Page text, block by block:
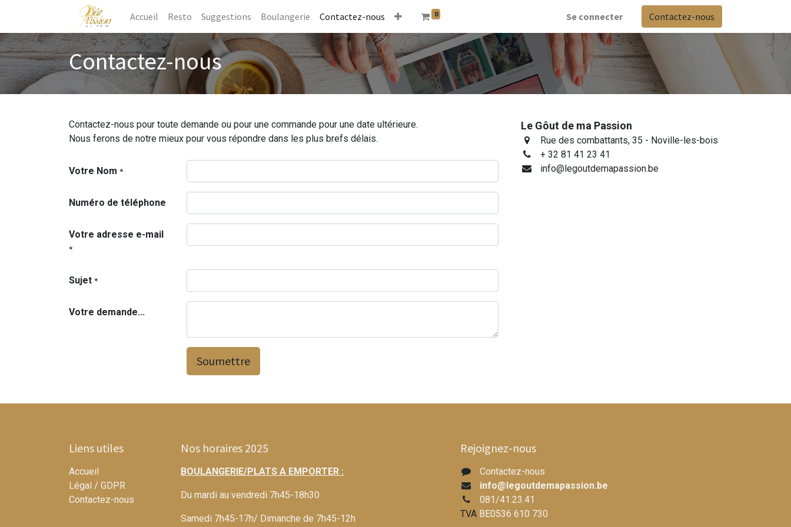
Accueil Resto Suggestions Boulangerie Contactez-nous 0 Se connecter Contactez-nous
Contactez-nous
Contactez-nous pour toute demande ou pour une commande pour une date ultérieure.
Nous ferons de notre mieux pour vous répondre dans les plus brefs délais.
Votre Nom *
Numéro de téléphone
Votre adresse e-mail
*
Sujet *
Votre demande...
Soumettre
Le Gôut de ma Passion
Rue des combattants, 35 - Noville-les-bois
+ 32 81 41 23 41
info@legoutdemapassion.be
Liens utiles
Accueil
Légal / GDPR
Contactez-nous
Nos horaires 2025
BOULANGERIE/PLATS A EMPORTER :
Du mardi au vendredi 7h45-18h30
Samedi 7h45-17h/ Dimanche de 7h45-12h
Rejoignez-nous
Contactez-nous
info@legoutdemapassion.be
081/41.23.41
TVA BE0536 610 730